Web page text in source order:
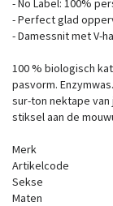
- No Label: 100%
- Perfect glad
- Damessnit met V-
100 % biologisch
pasvorm.
sur-ton nektape
stiksel aan de
Merk
Artikelcode
Sekse
Maten